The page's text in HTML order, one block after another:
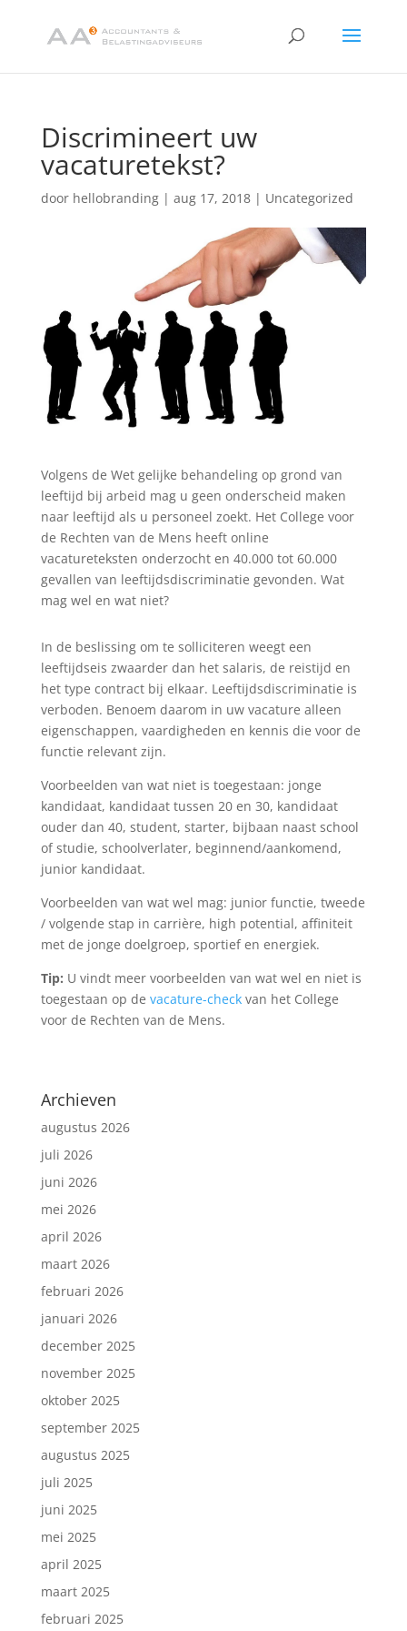
Discrimineert uw
vacaturetekst?
door hellobranding| aug 17, 2018| Uncategorized
Volgens de Wet gelijke behandeling op grond van
leeftijd bij arbeid mag u geen onderscheid maken
naar leeftijd als u personeel zoekt. Het College voor
de Rechten van de Mens heeft online
vacatureteksten onderzocht en 40.000 tot 60.000
gevallen van leeftijdsdiscriminatie gevonden. Wat
mag wel en wat niet?
In de beslissing om te solliciteren weegt een
leeftijdseis zwaarder dan het salaris, de reistijd en
het type contract bij elkaar. Leeftijdsdiscriminatie is
verboden. Benoem daarom in uw vacature alleen
eigenschappen, vaardigheden en kennis die voor de
functie relevant zijn.
Voorbeelden van wat niet is toegestaan: jonge
kandidaat, kandidaat tussen 20 en 30, kandidaat
ouder dan 40, student, starter, bijbaan naast school
of studie, schoolverlater, beginnend/aankomend,
junior kandidaat.
Voorbeelden van wat wel mag: junior functie, tweede
/ volgende stap in carrière, high potential, affiniteit
met de jonge doelgroep, sportief en energiek.
Tip: U vindt meer voorbeelden van wat wel en niet is
toegestaan op de vacature-checkvan het College
voor de Rechten van de Mens.
Archieven
augustus 2026
juli 2026
juni 2026
mei 2026
april 2026
maart 2026
februari 2026
januari 2026
december 2025
november 2025
oktober 2025
september 2025
augustus 2025
juli 2025
juni 2025
mei 2025
april 2025
maart 2025
februari 2025